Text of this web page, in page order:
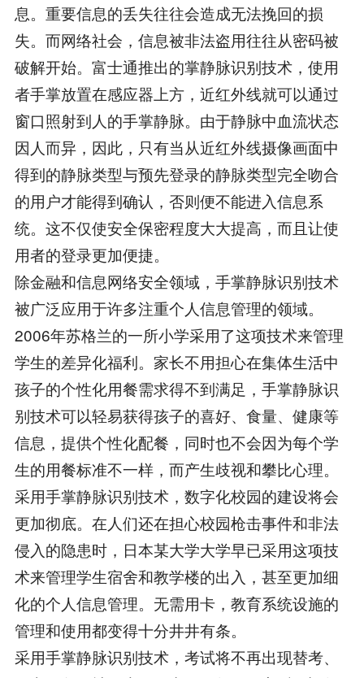
息。重要信息的丢失往往会造成无法挽回的损
失。而网络社会，信息被非法盗用往往从密码被
破解开始。富士通推出的掌静脉识别技术，使用
者手掌放置在感应器上方，近红外线就可以通过
窗口照射到人的手掌静脉。由于静脉中血流状态
因人而异，因此，只有当从近红外线摄像画面中
得到的静脉类型与预先登录的静脉类型完全吻合
的用户才能得到确认，否则便不能进入信息系
统。这不仅使安全保密程度大大提高，而且让使
用者的登录更加便捷。
除金融和信息网络安全领域，手掌静脉识别技术
被广泛应用于许多注重个人信息管理的领域。
2006年苏格兰的一所小学采用了这项技术来管理
学生的差异化福利。家长不用担心在集体生活中
孩子的个性化用餐需求得不到满足，手掌静脉识
别技术可以轻易获得孩子的喜好、食量、健康等
信息，提供个性化配餐，同时也不会因为每个学
生的用餐标准不一样，而产生歧视和攀比心理。
采用手掌静脉识别技术，数字化校园的建设将会
更加彻底。在人们还在担心校园枪击事件和非法
侵入的隐患时，日本某大学大学早已采用这项技
术来管理学生宿舍和教学楼的出入，甚至更加细
化的个人信息管理。无需用卡，教育系统设施的
管理和使用都变得十分井井有条。
采用手掌静脉识别技术，考试将不再出现替考、